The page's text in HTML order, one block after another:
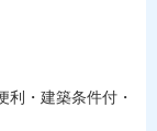
利・建築条件付・